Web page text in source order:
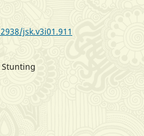
jsk.v3i01.911
Stunting